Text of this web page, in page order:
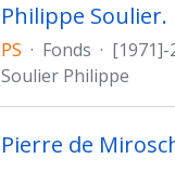
Philippe
PS · Fonds · [1971]-
Soulier Philippe
Pierre de